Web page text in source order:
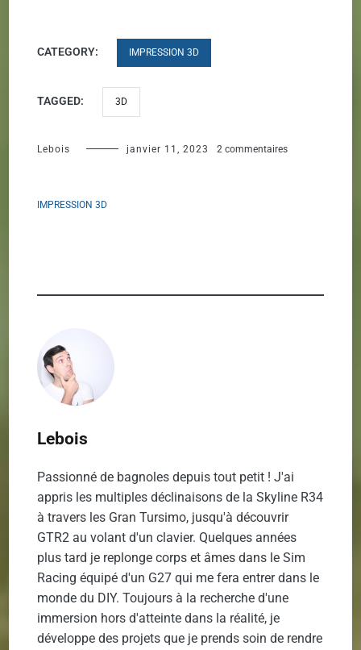
CATEGORY: IMPRESSION 3D
TAGGED: 3D
Lebois janvier 11, 2023 2 commentairessur
IMPRESSION 3D
Lebois
Passionné de bagnoles depuis tout petit ! J'ai
appris les multiples déclinaisons de la Skyline R34
à travers les Gran Tursimo, jusqu'à découvrir
GTR2 au volant d'un clavier. Quelques années
plus tard je replonge corps et âmes dans le Sim
Racing équipé d'un G27 qui me fera entrer dans le
monde du DIY. Toujours à la recherche d'une
immersion hors d'atteinte dans la réalité, je
développe des projets que je prends soin de rendre